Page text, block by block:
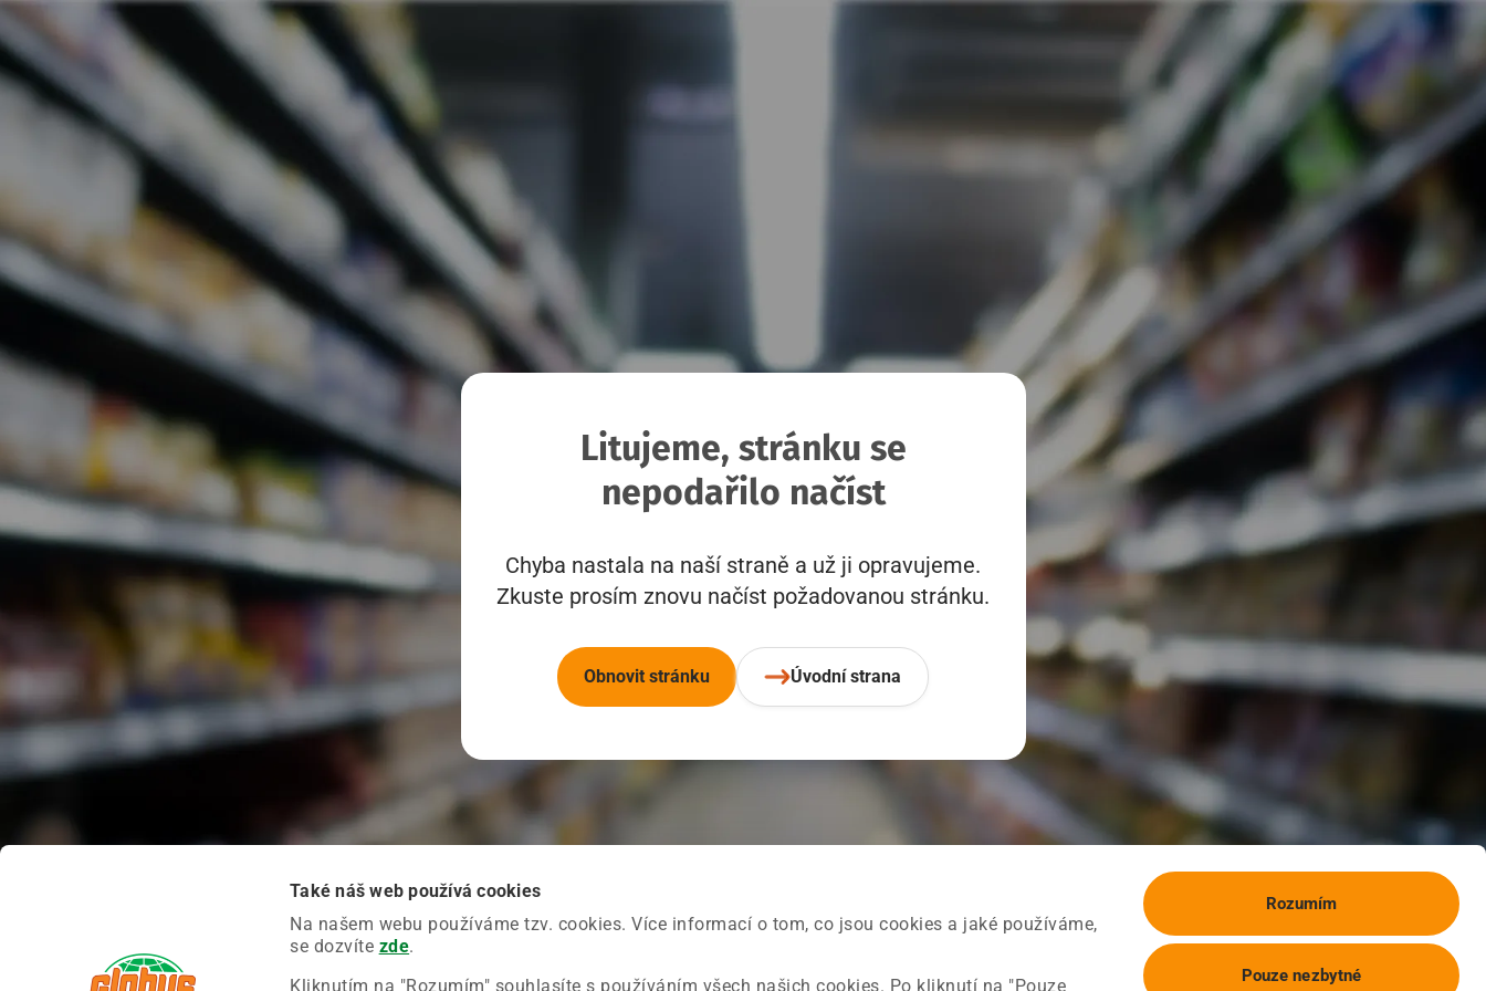
Také náš web používá cookies
Na našem webu používáme tzv. cookies. Více informací o tom, co jsou cookies a jaké používáme,
se dozvíte zde.
Kliknutím na "Rozumím" souhlasíte s používáním všech našich cookies. Po kliknutí na "Pouze
Rozumím
Pouze nezbytné
Litujeme, stránku se
nepodařilo načíst
Chyba nastala na naší straně a už ji opravujeme.
Zkuste prosím znovu načíst požadovanou stránku.
Obnovit stránku Úvodní strana